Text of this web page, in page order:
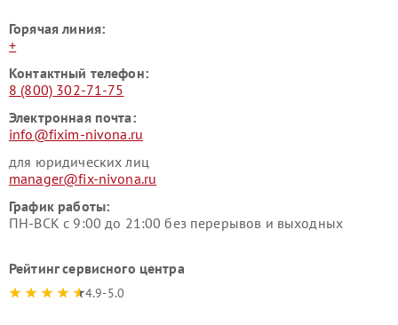
Горячая линия:
+
Контактный телефон:
8 (800) 302-71-75
Электронная почта:
info@fixim-nivona.ru
для юридических лиц
manager@fix-nivona.ru
График работы:
ПН-ВСК с 9:00 до 21:00 без перерывов и выходных
Рейтинг сервисного центра
4.9-5.0